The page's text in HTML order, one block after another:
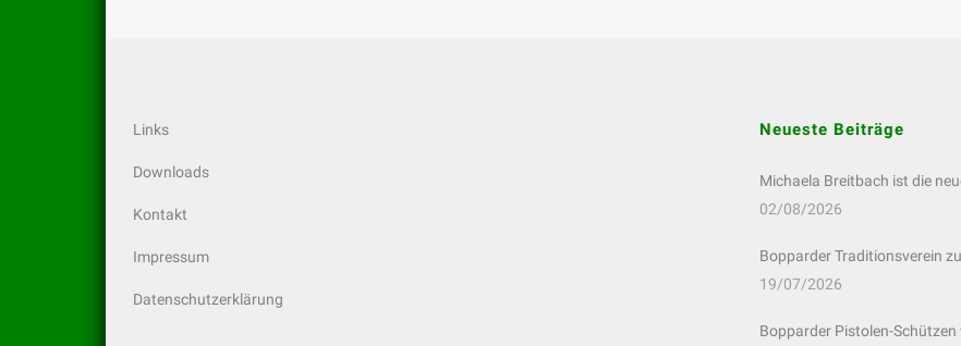
Links
Downloads
Kontakt
Impressum
Datenschutzerklärung
Neueste Beiträge
Michaela Breitbach ist die
02/08/2026
Bopparder Traditionsverein
19/07/2026
Bopparder Pistolen-